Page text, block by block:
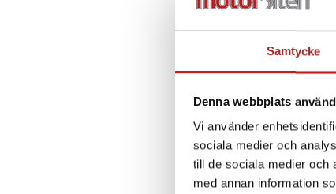
Samtycke
Denna webbplats
Vi använder
sociala medier och
till de sociala medier och
med annan information